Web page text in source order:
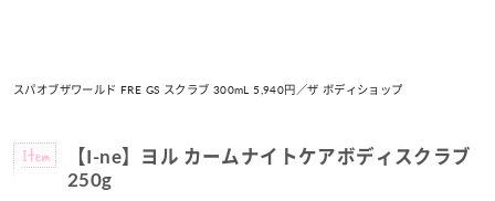
スパオブザワールド FRE GS スクラブ 300mL 5,940円／ザ ボディショップ
Item
【I-ne】ヨル カームナイトケアボディスクラブ
250g